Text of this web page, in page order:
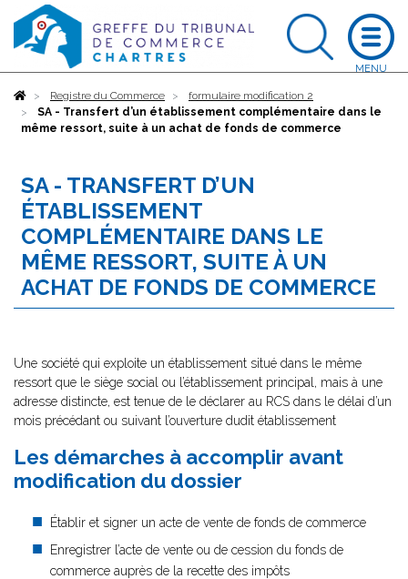
AccueilRegistre du Commerce
formulaire modification 2
SA - Transfert d’un établissement complémentaire dans le
même ressort, suite à un achat de fonds de commerce
SA - TRANSFERT D’UN
ÉTABLISSEMENT
COMPLÉMENTAIRE DANS LE
MÊME RESSORT, SUITE À UN
ACHAT DE FONDS DE COMMERCE
Une société qui exploite un établissement situé dans le même
ressort que le siège social ou l’établissement principal, mais à une
adresse distincte, est tenue de le déclarer au RCS dans le délai d’un
mois précédant ou suivant l’ouverture dudit établissement
Les démarches à accomplir avant
modification du dossier
Établir et signer un acte de vente de fonds de commerce
Enregistrer l’acte de vente ou de cession du fonds de
commerce auprès de la recette des impôts